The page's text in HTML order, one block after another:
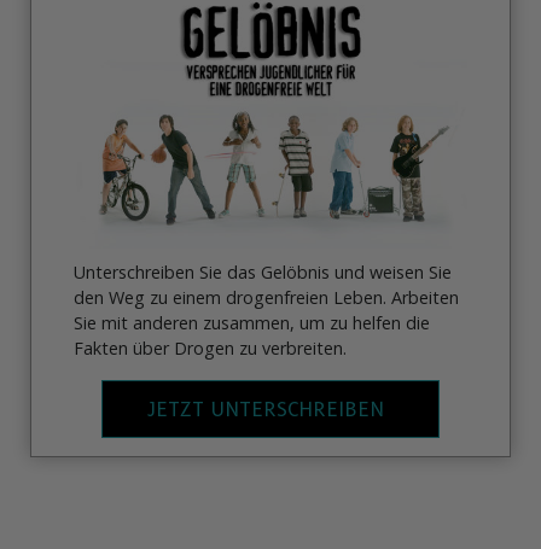
Unterschreiben Sie das Gelöbnis und weisen Sie
den Weg zu einem drogenfreien Leben. Arbeiten
Sie mit anderen zusammen, um zu helfen die
Fakten über Drogen zu verbreiten.
JETZT UNTERSCHREIBEN